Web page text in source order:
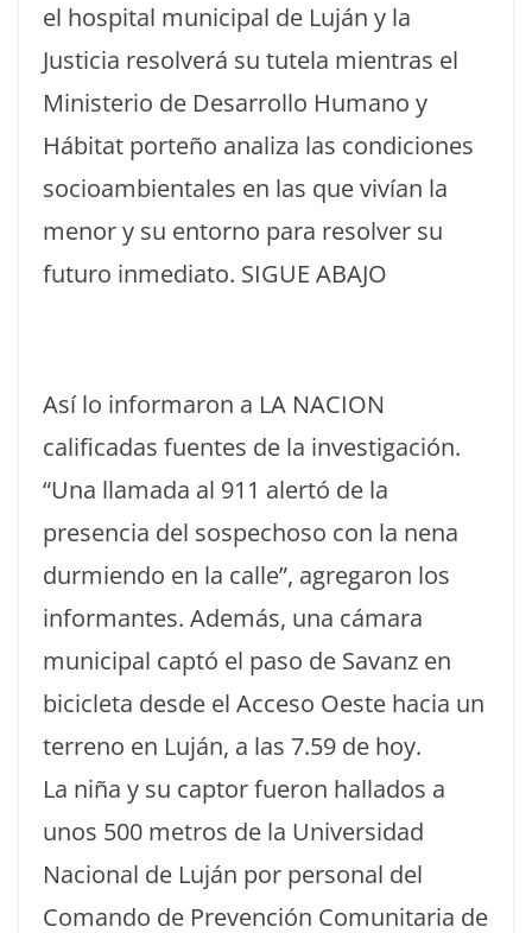
el hospital municipal de Luján y la
Justicia resolverá su tutela mientras el
Ministerio de Desarrollo Humano y
Hábitat porteño analiza las condiciones
socioambientales en las que vivían la
menor y su entorno para resolver su
futuro inmediato. SIGUE ABAJO
Así lo informaron a LA NACION
calificadas fuentes de la investigación.
“Una llamada al 911 alertó de la
presencia del sospechoso con la nena
durmiendo en la calle”, agregaron los
informantes. Además, una cámara
municipal captó el paso de Savanz en
bicicleta desde el Acceso Oeste hacia un
terreno en Luján, a las 7.59 de hoy.
La niña y su captor fueron hallados a
unos 500 metros de la Universidad
Nacional de Luján por personal del
Comando de Prevención Comunitaria de